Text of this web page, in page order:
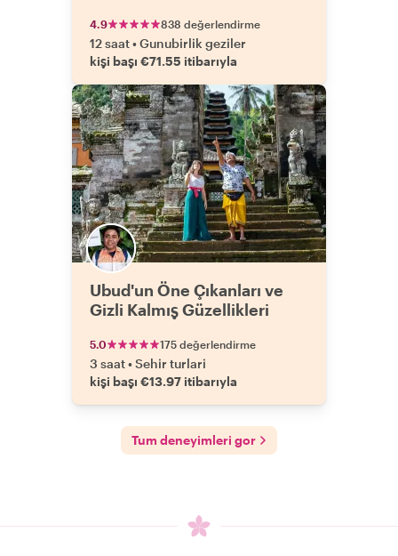
4.9 838 değerlendirme
12 saat•Gunubirlik geziler
kişi başı €71.55 itibarıyla
Ubud'un Öne Çıkanları ve
Gizli Kalmış Güzellikleri
5.0 175 değerlendirme
3 saat•Sehir turlari
kişi başı €13.97 itibarıyla
Tum deneyimleri gor